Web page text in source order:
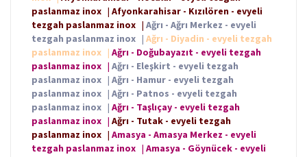
paslanmaz inox | Afyonkarahisar - Kızılören - evyeli
tezgah paslanmaz inox | Ağrı - Ağrı Merkez - evyeli
tezgah paslanmaz inox | Ağrı - Diyadin - evyeli tezgah
paslanmaz inox | Ağrı - Doğubayazıt - evyeli tezgah
paslanmaz inox | Ağrı - Eleşkirt - evyeli tezgah
paslanmaz inox | Ağrı - Hamur - evyeli tezgah
paslanmaz inox | Ağrı - Patnos - evyeli tezgah
paslanmaz inox | Ağrı - Taşlıçay - evyeli tezgah
paslanmaz inox | Ağrı - Tutak - evyeli tezgah
paslanmaz inox | Amasya - Amasya Merkez - evyeli
tezgah paslanmaz inox | Amasya - Göynücek - evyeli